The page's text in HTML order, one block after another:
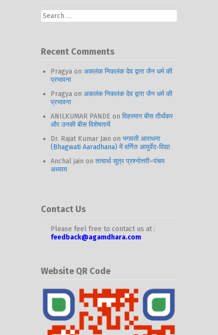
Search
for:
Recent Comments
Pragya on अकलंक निकलंक देव द्वारा जैन धर्म की
प्रभावना
Pragya on अकलंक निकलंक देव द्वारा जैन धर्म की
प्रभावना
ANILKUMAR PANDE on विहरमान बीस तीर्थंकर
और उनकी बीस विशेषतायें
Dr. Rajat Kumar Jain on भगवती आराधना
(Bhagwati Aaradhana) में वर्णित आयुर्वेद-विद्या
Anchal jain on तत्वार्थ सूत्र प्रश्नोत्तरी–पंचम
अध्याय
Contact Us
Please feel free to contact us at :
feedback@agamdhara.com
Website QR Code